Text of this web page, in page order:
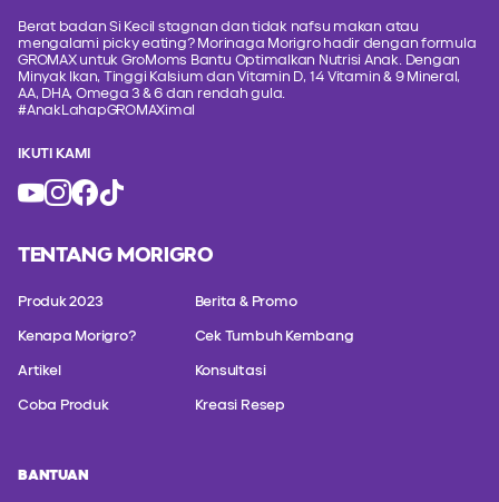
Berat badan Si Kecil stagnan dan tidak nafsu makan atau
mengalami picky eating? Morinaga Morigro hadir dengan formula
GROMAX untuk GroMoms Bantu Optimalkan Nutrisi Anak. Dengan
Minyak Ikan, Tinggi Kalsium dan Vitamin D, 14 Vitamin & 9 Mineral,
AA, DHA, Omega 3 & 6 dan rendah gula.
#AnakLahapGROMAXimal
IKUTI KAMI
TENTANG MORIGRO
Produk 2023
Kenapa Morigro?
Artikel
Coba Produk
Berita & Promo
Cek Tumbuh Kembang
Konsultasi
Kreasi Resep
BANTUAN